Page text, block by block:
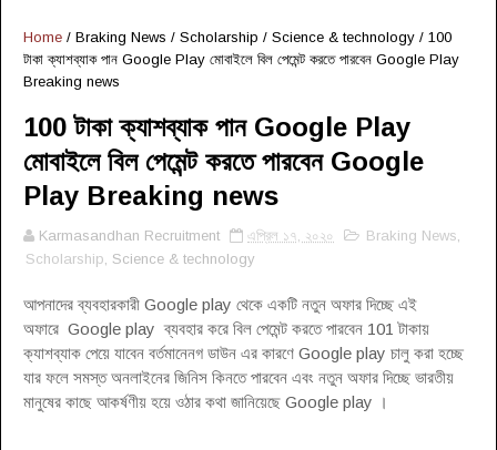
Home / Braking News / Scholarship / Science & technology / 100
টাকা ক্যাশব্যাক পান Google Play মোবাইলে বিল পেমেন্ট করতে পারবেন Google Play
Breaking news
100 টাকা ক্যাশব্যাক পান Google Play
মোবাইলে বিল পেমেন্ট করতে পারবেন Google
Play Breaking news
Karmasandhan Recruitment এপ্রিল ১৭, ২০২০ Braking News
Scholarship , Science & technology
আপনাদের ব্যবহারকারী Google play থেকে একটি নতুন অফার দিচ্ছে এই
অফারে Google play ব্যবহার করে বিল পেমেন্ট করতে পারবেন 101 টাকায়
ক্যাশব্যাক পেয়ে যাবেন বর্তমানেনগ ডাউন এর কারণে Google play চালু করা হচ্ছে
যার ফলে সমস্ত অনলাইনের জিনিস কিনতে পারবেন এবং নতুন অফার দিচ্ছে ভারতীয়
মানুষের কাছে আকর্ষণীয় হয়ে ওঠার কথা জানিয়েছে Google play
।